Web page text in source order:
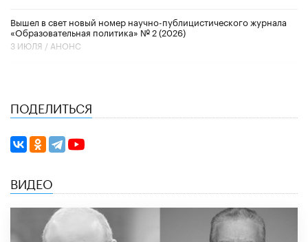
Вышел в свет новый номер научно-публицистического журнала
«Образовательная политика» № 2 (2026)
3 ИЮЛЯ / АНОНС
ПОДЕЛИТЬСЯ
ВИДЕО